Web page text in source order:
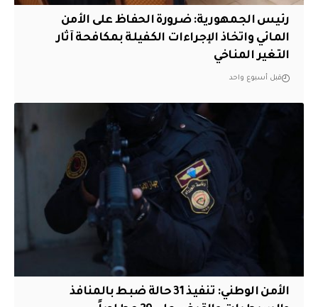
رئيس الجمهورية: ضرورة الحفاظ على الأمن
المائي واتخاذ الإجراءات الكفيلة بمكافحة آثار
التغير المناخي
قبل أسبوع واحد
الأمن الوطني: تنفيذ 31 حالة ضبط بالمنافذ